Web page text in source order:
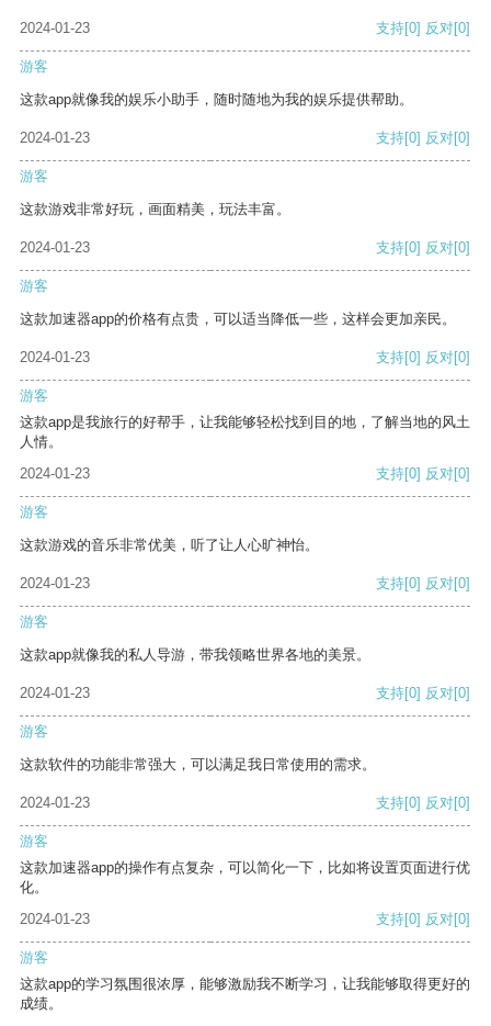
2024-01-23 支持[0] 反对[0]
游客
这款app就像我的娱乐小助手，随时随地为我的娱乐提供帮助。
2024-01-23 支持[0] 反对[0]
游客
这款游戏非常好玩，画面精美，玩法丰富。
2024-01-23 支持[0] 反对[0]
游客
这款加速器app的价格有点贵，可以适当降低一些，这样会更加亲民。
2024-01-23 支持[0] 反对[0]
游客
这款app是我旅行的好帮手，让我能够轻松找到目的地，了解当地的风土
人情。
2024-01-23
支持[0] 反对[0]
游客
这款游戏的音乐非常优美，听了让人心旷神怡。
2024-01-23 支持[0] 反对[0]
游客
这款app就像我的私人导游，带我领略世界各地的美景。
2024-01-23 支持[0] 反对[0]
游客
这款软件的功能非常强大，可以满足我日常使用的需求。
2024-01-23 支持[0] 反对[0]
游客
这款加速器app的操作有点复杂，可以简化一下，比如将设置页面进行优
化。
2024-01-23
支持[0] 反对[0]
游客
这款app的学习氛围很浓厚，能够激励我不断学习，让我能够取得更好的
成绩。